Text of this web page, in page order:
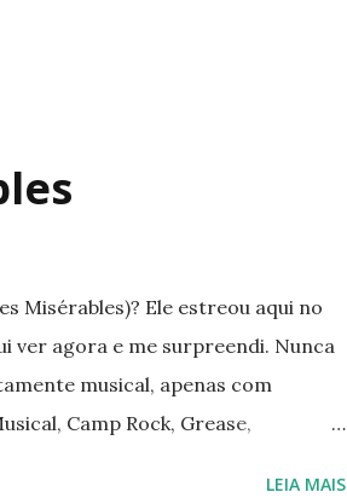
Misérables)? Ele estreou aqui no
ver agora e me surpreendi. Nunca
musical, apenas com
Camp Rock, Grease,
LEIA MAIS